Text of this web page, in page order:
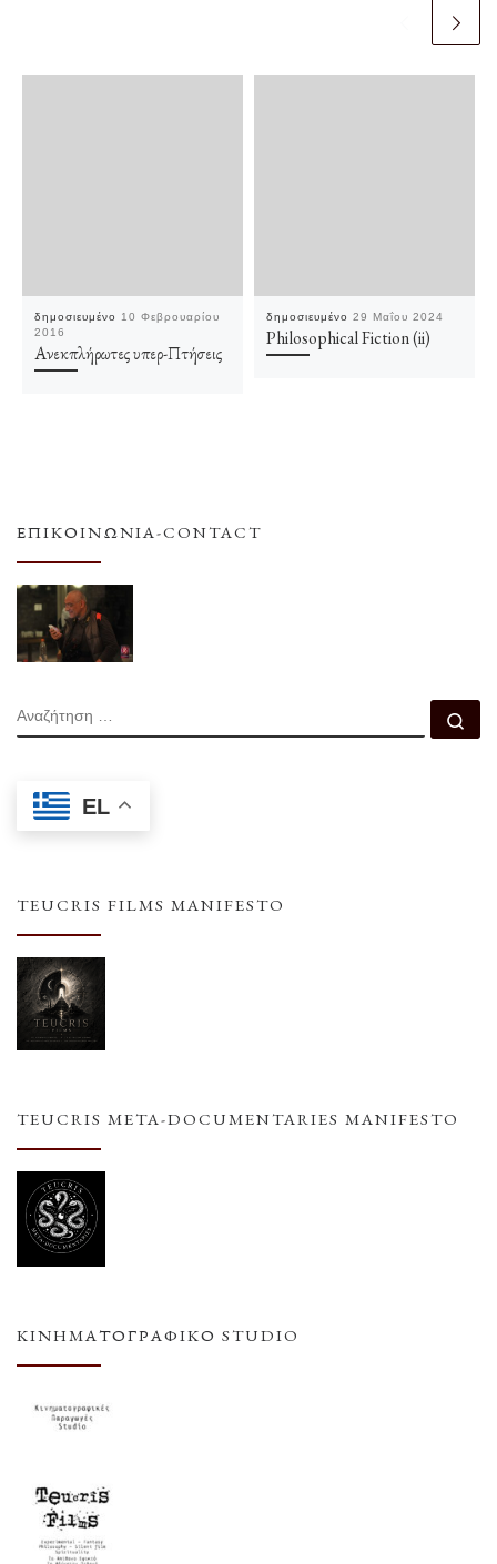
δημοσιευμένο 10 Φεβρουαρίου
2016
Ανεκπλήρωτες υπερ-Πτήσεις
δημοσιευμένο29 Μαΐου 2024
Philosophical Fiction (ii)
ΕΠΙΚΟΙΝΩΝΊΑ-CONTACT
ΑΝΑΖΉΤΗΣΗ
EL
TEUCRIS FILMS MANIFESTO
TEUCRIS META-DOCUMENTARIES MANIFESTO
ΚΙΝΗΜΑΤΟΓΡΑΦΙΚΌ STUDIO